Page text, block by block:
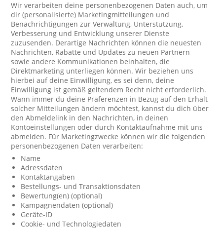
Wir verarbeiten deine personenbezogenen Daten auch, um
dir (personalisierte) Marketingmitteilungen und
Benachrichtigungen zur Verwaltung, Unterstützung,
Verbesserung und Entwicklung unserer Dienste
zuzusenden. Derartige Nachrichten können die neuesten
Nachrichten, Rabatte und Updates zu neuen Partnern
sowie andere Kommunikationen beinhalten, die
Direktmarketing unterliegen können. Wir beziehen uns
hierbei auf deine Einwilligung, es sei denn, deine
Einwilligung ist gemäß geltendem Recht nicht erforderlich.
Wann immer du deine Präferenzen in Bezug auf den Erhalt
solcher Mitteilungen ändern möchtest, kannst du dich über
den Abmeldelink in den Nachrichten, in deinen
Kontoeinstellungen oder durch Kontaktaufnahme mit uns
abmelden. Für Marketingzwecke können wir die folgenden
personenbezogenen Daten verarbeiten:
Name
Adressdaten
Kontaktangaben
Bestellungs- und Transaktionsdaten
Bewertung(en) (optional)
Kampagnendaten (optional)
Geräte-ID
Cookie- und Technologiedaten